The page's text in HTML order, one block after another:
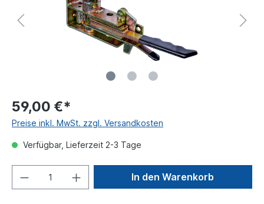
59,00 €*
Preise inkl. MwSt. zzgl. Versandkosten
Verfügbar, Lieferzeit 2-3 Tage
In den Warenkorb